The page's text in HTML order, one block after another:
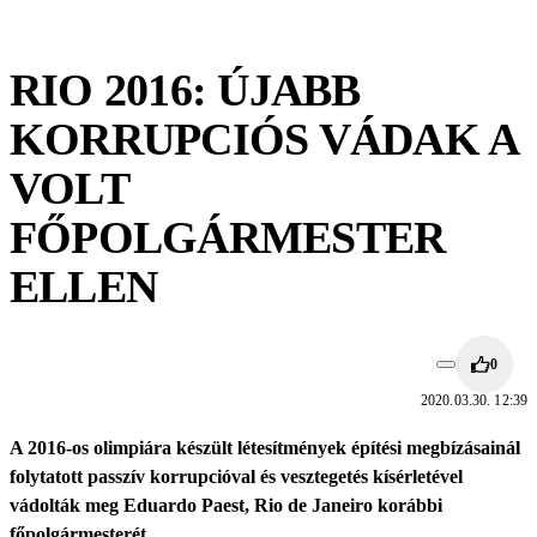
RIO 2016: ÚJABB
KORRUPCIÓS VÁDAK A
VOLT
FŐPOLGÁRMESTER
ELLEN
0
2020.03.30. 12:39
A 2016-os olimpiára készült létesítmények építési megbízásainál
folytatott passzív korrupcióval és vesztegetés kísérletével
vádolták meg Eduardo Paest, Rio de Janeiro korábbi